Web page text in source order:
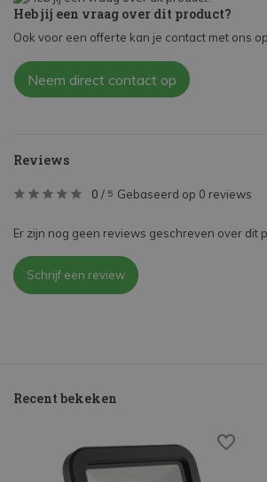
Heb jij een vraag over dit product?
Ook voor een offerte kan je contact met ons
Neem direct contact op
Reviews
0 / 5 Gebaseerd op 0 reviews
Er zijn nog geen reviews geschreven over dit
Schrijf een review
Recent bekeken